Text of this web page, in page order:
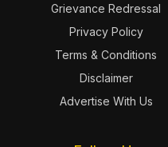
Grievance Redressal
Privacy Policy
Terms & Conditions
Disclaimer
Advertise With Us